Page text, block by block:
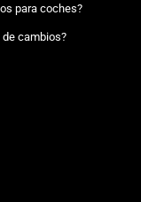
para coches?
de cambios?